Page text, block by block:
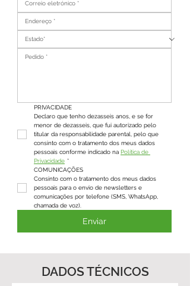
PRIVACIDADE
Declaro que tenho dezasseis anos, e se for
menor de dezasseis, que fui autorizado pelo
titular da responsabilidade parental, pelo que
consinto com o tratamento dos meus dados
pessoais conforme indicado na Política de
Privacidade *
COMUNICAÇÕES
Consinto com o tratamento dos meus dados
pessoais para o envio de newsletters e
comunicações por telefone (SMS, WhatsApp,
chamada de voz).
Enviar
DADOS TÉCNICOS